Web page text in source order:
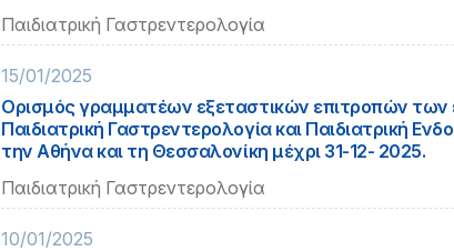
Παιδιατρική Γαστρεντερολογία
15/01/2025
Ορισμός γραμματέων εξεταστικών επιτροπών των
Παιδιατρική Γαστρεντερολογία και Παιδιατρική
την Αθήνα και τη Θεσσαλονίκη μέχρι 31-12- 2025.
Παιδιατρική Γαστρεντερολογία
10/01/2025